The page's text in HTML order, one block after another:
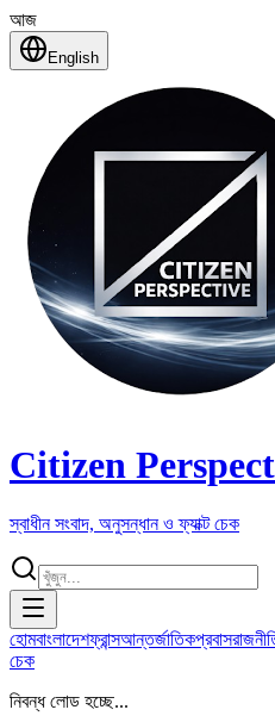
আজ
English
Citizen
স্বাধীন সংবাদ, অনুসন্ধান ও ফ্যাক্ট চেক
হোমবাংলাদেশফ্রান্সআন্তর্জাতিকপ্রবাস
চেক
নিবন্ধ লোড হচ্ছে...